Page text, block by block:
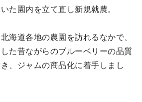
た園内を立て直し新規就農。
海道各地の農園を訪れるなかで、
た昔ながらのブルーベリーの品質
、ジャムの商品化に着手しまし